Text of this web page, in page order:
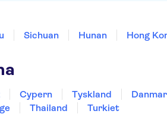
Sichuan Hunan Hong
Cypern Tyskland
Thailand
Turkiet